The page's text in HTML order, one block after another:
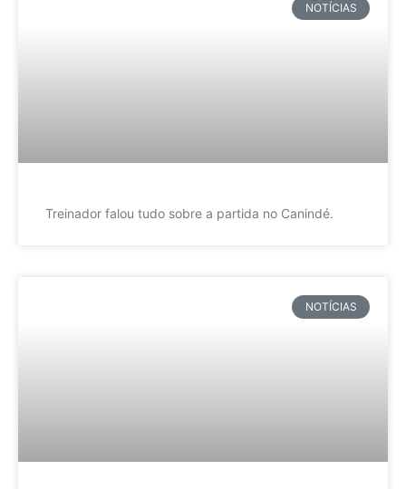
NOTÍCIAS
Treinador falou tudo sobre a partida no Canindé.
NOTÍCIAS